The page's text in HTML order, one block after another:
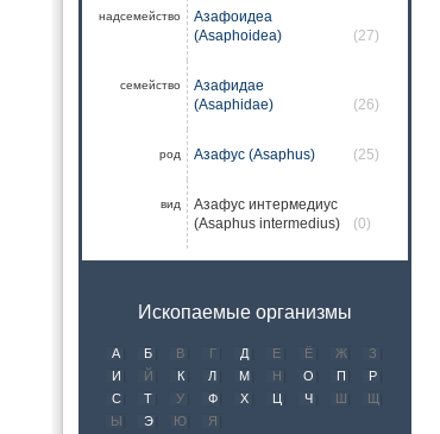
надсемейство
Азафоидеа
(Asaphoidea)
(27)
семейство
Азафидае
(Asaphidae)
(26)
род Азафус (Asaphus) (25)
вид
Азафус интермедиус
(Asaphus intermedius)
(0)
Ископаемые организмы
А Б В Г Д Е Ё Ж
З
И
Й К Л М Н О П
Р
С
Т У Ф Х Ц Ч Ш
Щ
Ы
Э Ю Я